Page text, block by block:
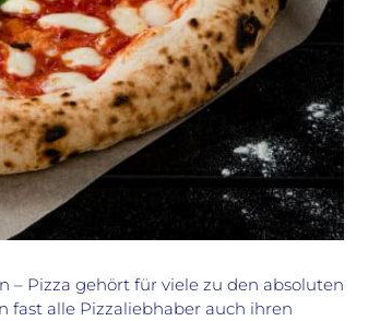
– Pizza gehört für viele zu den absoluten
fast alle Pizzaliebhaber auch ihren